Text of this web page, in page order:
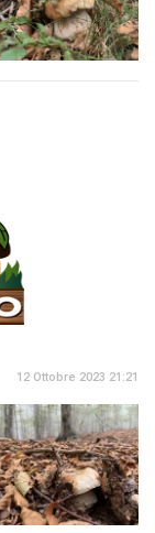
12 Ottobre 2023 21:21